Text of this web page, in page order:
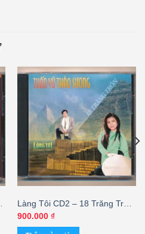
Làng Tôi CD2 – 18 Trăng Tròn
– Tuấn Vũ – Thảo Sương (3
Góc) KGTC
900.000 ₫